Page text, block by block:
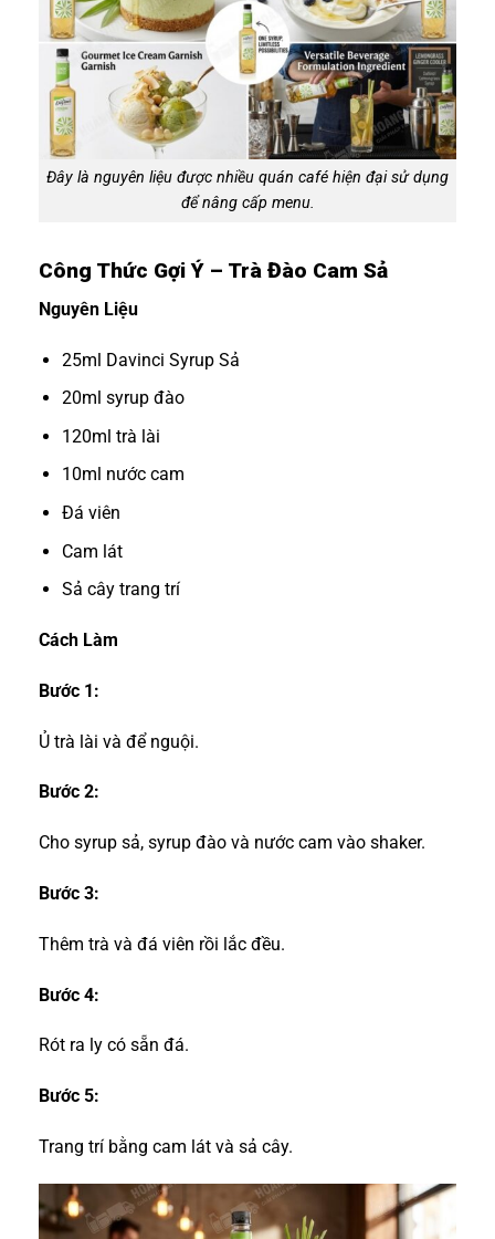
Đây là nguyên liệu được nhiều quán café hiện đại sử dụng
để nâng cấp menu.
Công Thức Gợi Ý – Trà Đào Cam Sả
Nguyên Liệu
25ml Davinci Syrup Sả
20ml syrup đào
120ml trà lài
10ml nước cam
Đá viên
Cam lát
Sả cây trang trí
Cách Làm
Bước 1:
Ủ trà lài và để nguội.
Bước 2:
Cho syrup sả, syrup đào và nước cam vào shaker.
Bước 3:
Thêm trà và đá viên rồi lắc đều.
Bước 4:
Rót ra ly có sẵn đá.
Bước 5:
Trang trí bằng cam lát và sả cây.